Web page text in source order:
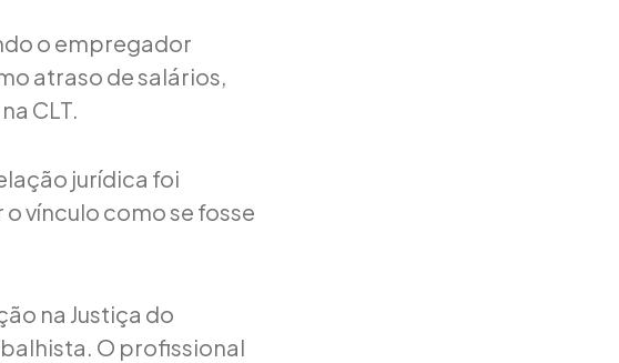
o empregador
atraso de salários,
CLT.
jurídica foi
vínculo como se fosse
na Justiça do
O profissional